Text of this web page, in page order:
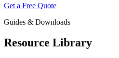
Get a Free Quote
Guides & Downloads
Resource Library